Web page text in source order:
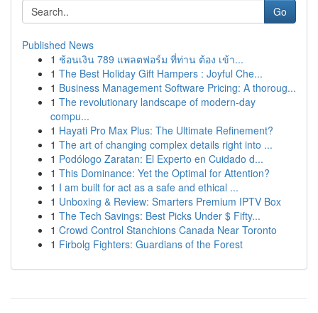
Go
Published News
1 ช้อนเงิน 789 แพลตฟอร์ม ที่ท่าน ต้อง เข้า...
1 The Best Holiday Gift Hampers : Joyful Che...
1 Business Management Software Pricing: A thoroug...
1 The revolutionary landscape of modern-day
compu...
1 Hayati Pro Max Plus: The Ultimate Refinement?
1 The art of changing complex details right into ...
1 Podólogo Zaratan: El Experto en Cuidado d...
1 This Dominance: Yet the Optimal for Attention?
1 I am built for act as a safe and ethical ...
1 Unboxing & Review: Smarters Premium IPTV Box
1 The Tech Savings: Best Picks Under $ Fifty...
1 Crowd Control Stanchions Canada Near Toronto
1 Firbolg Fighters: Guardians of the Forest